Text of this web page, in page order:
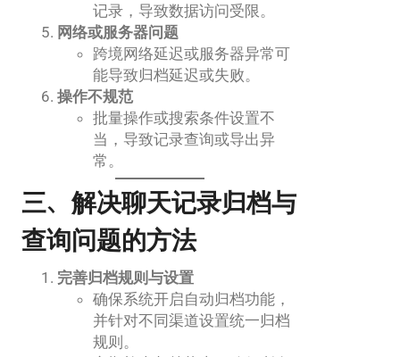
记录，导致数据访问受限。
网络或服务器问题
跨境网络延迟或服务器异常可
能导致归档延迟或失败。
操作不规范
批量操作或搜索条件设置不
当，导致记录查询或导出异
常。
三、解决聊天记录归档与
查询问题的方法
完善归档规则与设置
确保系统开启自动归档功能，
并针对不同渠道设置统一归档
规则。